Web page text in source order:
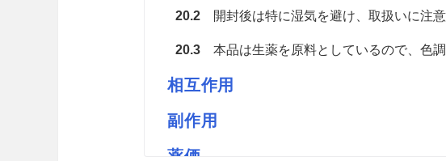
20.2開封後は特に湿気を避け、取扱いに注意
20.3本品は生薬を原料としているので、色調
相互作用
副作用
薬価